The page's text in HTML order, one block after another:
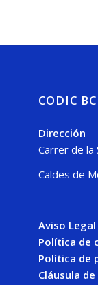
CODIC
Dirección
Carrer de la
Caldes de
Aviso Legal
Política de
Política de
Cláusula